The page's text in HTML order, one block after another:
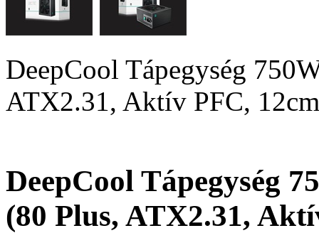
DeepCool Tápegység
ATX2.31, Aktív PFC,
DeepCool Tápegység
(80 Plus, ATX2.31,